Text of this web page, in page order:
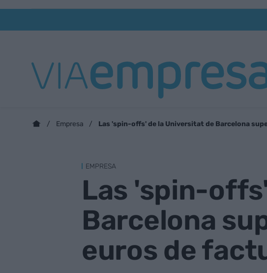
Empresa Las 'spin-offs' de la Universitat de Barcelona
EMPRESA
Las 'spin-
Barcelona
euros de